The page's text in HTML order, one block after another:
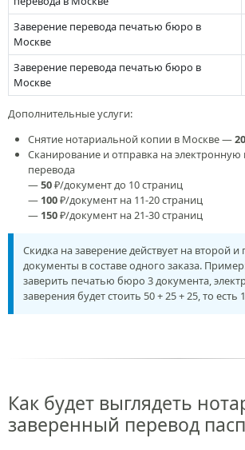
Заверение перевода печатью бюро в
Москве
Заверение перевода печатью бюро в
Москве
Дополнительные услуги:
Снятие нотариальной копии в Москве —
Сканирование и отправка на электронную
перевода
—50₽/документ до 10 страниц
— 100₽/документ на 11-20 страниц
— 150₽/документ на 21-30 страниц
Скидка на заверение действует на второй
документы в составе одного заказа.
заверить печатью бюро 3 документа,
заверения будет стоить 50 + 25 + 25, то есть
Как будет выглядеть
заверенный перевод